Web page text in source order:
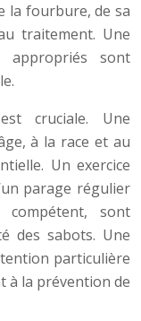
la fourbure, de sa
traitement. Une
appropriés sont
cruciale. Une
à la race et au
Un exercice
parage régulier
sont
des sabots. Une
particulière
à la prévention de